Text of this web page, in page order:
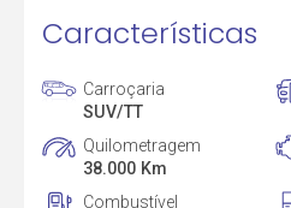
Características
Carroçaria
SUV/TT
Quilometragem
38.000 Km
Combustível